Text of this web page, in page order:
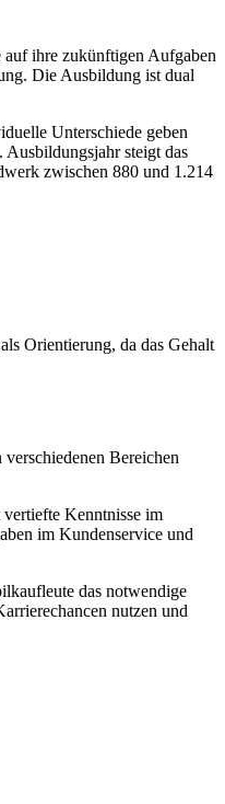
auf ihre zukünftigen Aufgaben
Die Ausbildung ist dual
Unterschiede geben
steigt das
zwischen 880 und 1.214
Orientierung, da das Gehalt
Bereichen
Kenntnisse im
im Kundenservice und
das notwendige
nutzen und